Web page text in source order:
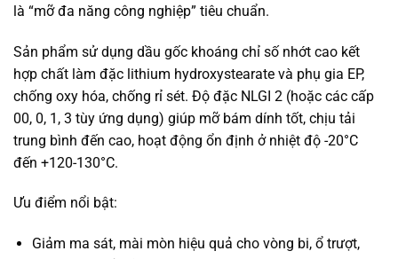
là “mỡ đa năng công nghiệp” tiêu chuẩn.
Sản phẩm sử dụng dầu gốc khoáng chỉ số nhớt cao kết
hợp chất làm đặc lithium hydroxystearate và phụ gia EP,
chống oxy hóa, chống rỉ sét. Độ đặc NLGI 2 (hoặc các cấp
00, 0, 1, 3 tùy ứng dụng) giúp mỡ bám dính tốt, chịu tải
trung bình đến cao, hoạt động ổn định ở nhiệt độ -20°C
đến +120-130°C.
Ưu điểm nổi bật:
Giảm ma sát, mài mòn hiệu quả cho vòng bi, ổ trượt,